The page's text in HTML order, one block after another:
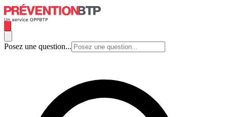
Posez une question...